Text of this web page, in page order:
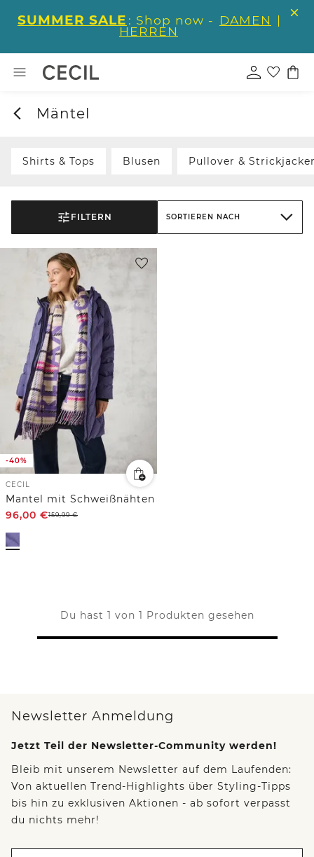
SUMMER SALE : Shop now - DAMEN |
HERREN
Mäntel
Shirts & Tops Blusen Pullover &
FILTERN SORTIEREN NACH
-40%
CECIL
Mantel mit Schweißnähten
96,00 €159,99€
Du hast 1 von 1 Produkten gesehen
Newsletter Anmeldung
Jetzt Teil der Newsletter-Community werden!
Bleib mit unserem Newsletter auf dem Laufenden:
Von aktuellen Trend-Highlights über Styling-Tipps
bis hin zu exklusiven Aktionen - ab sofort verpasst
du nichts mehr!